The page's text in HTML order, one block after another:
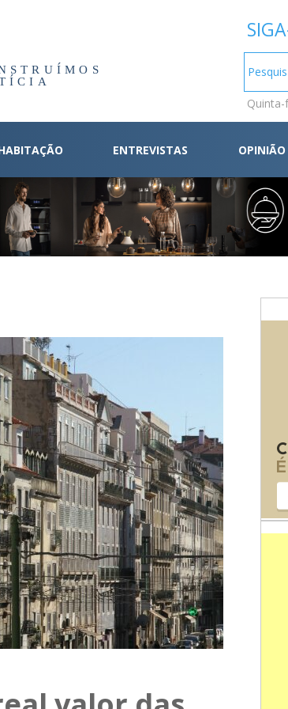
ENTREVISTAS OPINIÃO